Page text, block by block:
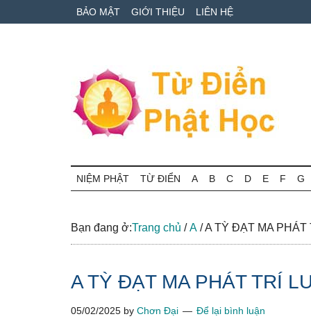
to
to
qua
BẢO MẬT GIỚI THIỆU LIÊN HỆ
Từ
điển
Phật
cứu
thuật
Phật
học
NIỆM PHẬT TỪ ĐIỂN A B C D E F G
Bạn đang ở:Trang chủ / A /A TỲ ĐẠT MA PHÁT
A TỲ ĐẠT MA PHÁT TRÍ
05/02/2025 by Chơn Đại Để lại bình luận